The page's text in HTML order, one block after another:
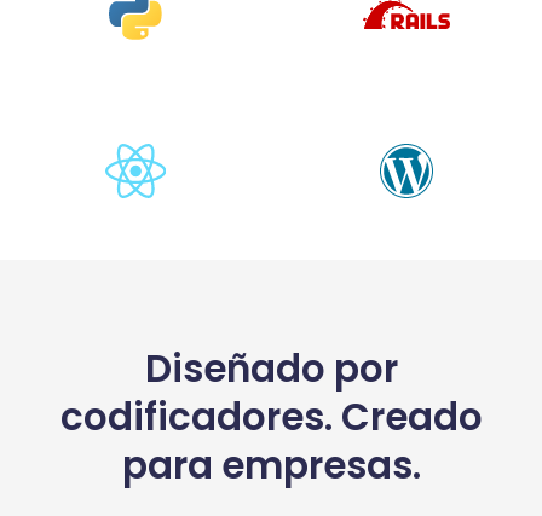
Diseñado por
codificadores. Creado
para empresas.